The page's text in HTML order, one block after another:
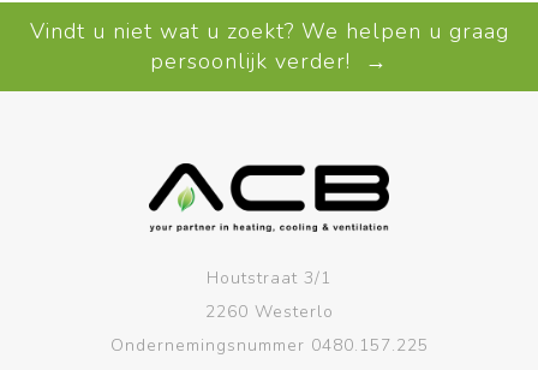
Vindt u niet wat u zoekt? We helpen u graag
persoonlijk verder! →
Houtstraat 3/1
2260 Westerlo
Ondernemingsnummer 0480.157.225